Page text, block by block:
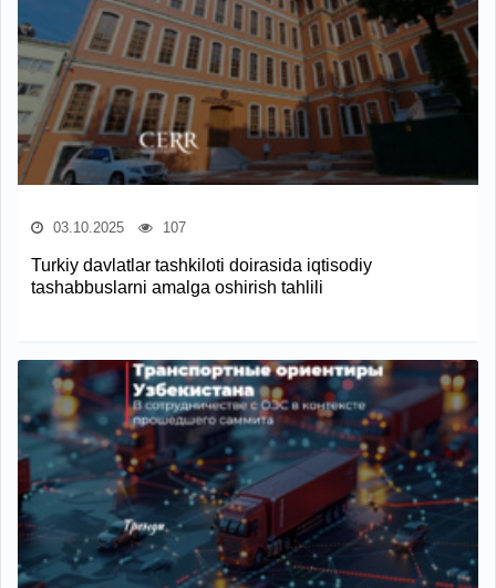
03.10.2025 107
Turkiy davlatlar tashkiloti doirasida iqtisodiy
tashabbuslarni amalga oshirish tahlili